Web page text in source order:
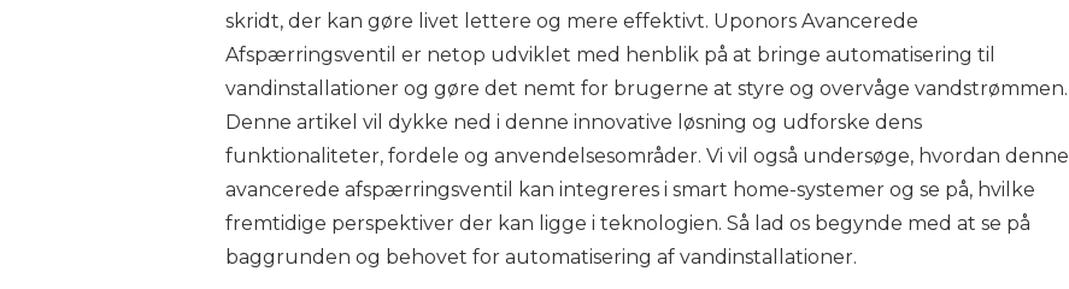
skridt, der kan gøre livet lettere og mere effektivt. Uponors Avancerede
Afspærringsventil er netop udviklet med henblik på at bringe automatisering til
vandinstallationer og gøre det nemt for brugerne at styre og overvåge vandstrømmen.
Denne artikel vil dykke ned i denne innovative løsning og udforske dens
funktionaliteter, fordele og anvendelsesområder. Vi vil også undersøge, hvordan denne
avancerede afspærringsventil kan integreres i smart home-systemer og se på, hvilke
fremtidige perspektiver der kan ligge i teknologien. Så lad os begynde med at se på
baggrunden og behovet for automatisering af vandinstallationer.